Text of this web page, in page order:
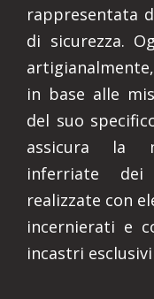
rappresentata
di sicurezza.
in base alle
del suo
assicura la
inferriate
realizzate con
incernierati e
incastri